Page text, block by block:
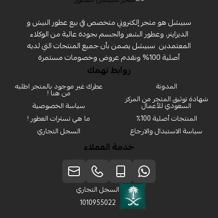
سبيشل هو متجر إلكتروني متخصص في بيع عطور النيش و
الديزاينر، وعطور الشعر والجسم بجودة عالية من الوكلاء
المعتمدين ‏ سبيشل يضمن بأن جميع المنتجات التي لديه
أصلية 100% ونقدم عروض وخصومات مستمرة
روابط تهمك
المدونة
شهادة توثيق المتجر من المركز
السعودي للأعمال
المنتجات أصلية 100٪
سياسة الاستبدال والارجاع
عطرك غير موجود بالمتجر اطلبه
من هنا !
سياسة الخصوصية
ما هي تسترات العطور !
السجل التجاري
خدمة العملاء
السجل التجاري
1010955022